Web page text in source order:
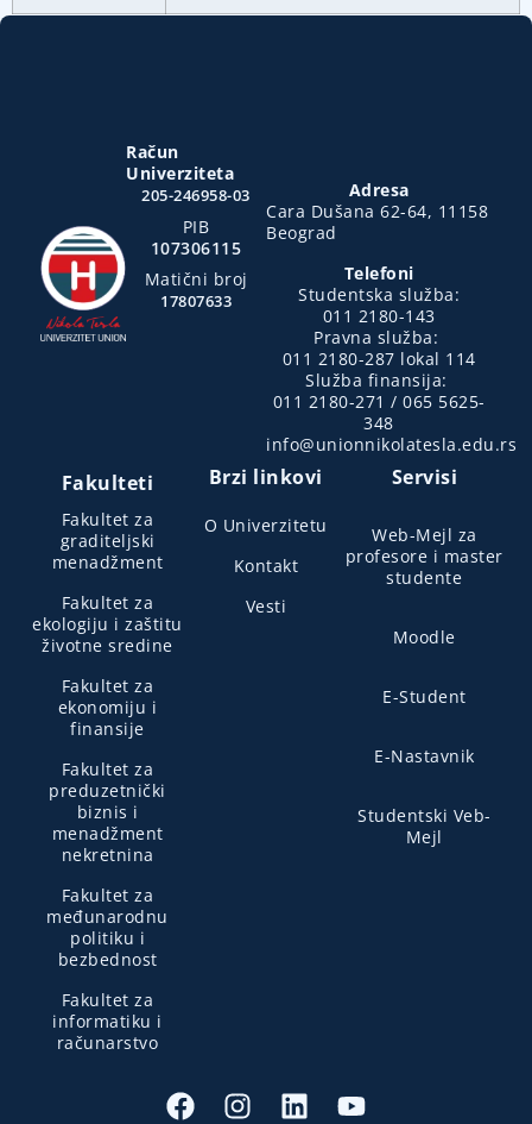
Račun
Univerziteta
205-246958-03
PIB
107306115
Matični broj
17807633
Adresa
Cara Dušana 62-64, 11158
Beograd
Telefoni
Studentska služba:
011 2180-143
Pravna služba:
011 2180-287 lokal 114
Služba finansija:
011 2180-271 / 065 5625-
348
info@unionnikolatesla.edu.rs
Fakulteti
Fakultet za
graditeljski
menadžment
Fakultet za
ekologiju i zaštitu
životne sredine
Fakultet za
ekonomiju i
finansije
Fakultet za
preduzetnički
biznis i
menadžment
nekretnina
Fakultet za
međunarodnu
politiku i
bezbednost
Fakultet za
informatiku i
računarstvo
Brzi linkovi
O Univerzitetu
Kontakt
Vesti
Servisi
Web-Mejl za
profesore i master
studente
Moodle
E-Student
E-Nastavnik
Studentski Veb-
Mejl